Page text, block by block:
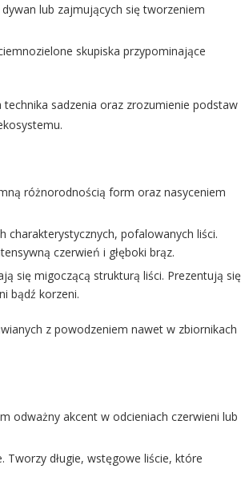
lub zajmujących się tworzeniem
skupiska przypominające
sadzenia oraz zrozumienie podstaw
różnorodnością form oraz nasyceniem
charakterystycznych, pofalowanych liści.
czerwień i głęboki brąz.
się migoczącą strukturą liści. Prezentują się
bądź korzeni.
z powodzeniem nawet w zbiornikach
odważny akcent w odcieniach czerwieni lub
Tworzy długie, wstęgowe liście, które